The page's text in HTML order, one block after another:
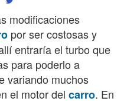
modificaciones
por ser costosas y
entraría el turbo que
para poderlo a
variando muchos
el motor del carro. En